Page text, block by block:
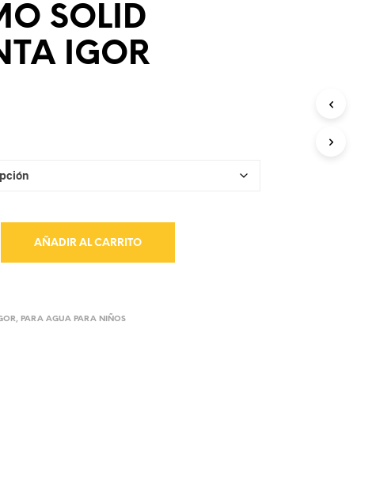
SOLID
IGOR
AÑADIR AL CARRITO
, PARA AGUA PARA NIÑOS